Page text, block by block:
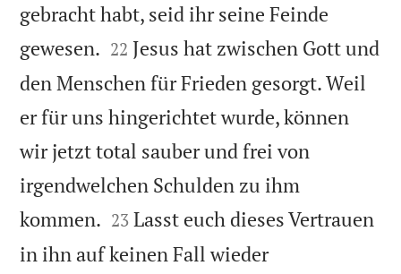
gebracht habt, seid ihr seine Feinde
gewesen. 

22 Jesus hat zwischen Gott und
den Menschen für Frieden gesorgt. Weil
er für uns hingerichtet wurde, können
wir jetzt total sauber und frei von
irgendwelchen Schulden zu ihm
kommen. 

23 Lasst euch dieses Vertrauen
in ihn auf keinen Fall wieder